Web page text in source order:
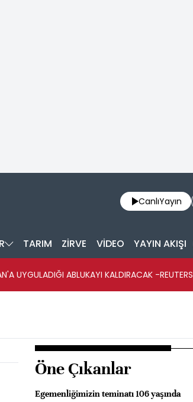
CanlıYayın
TARIM ZİRVE VİDEO YAYIN AKIŞI
UYGULADIĞI ABLUKAYI KALDIRACAK -REUTERS
Öne Çıkanlar
Egemenliğimizin teminatı 106 yaşında